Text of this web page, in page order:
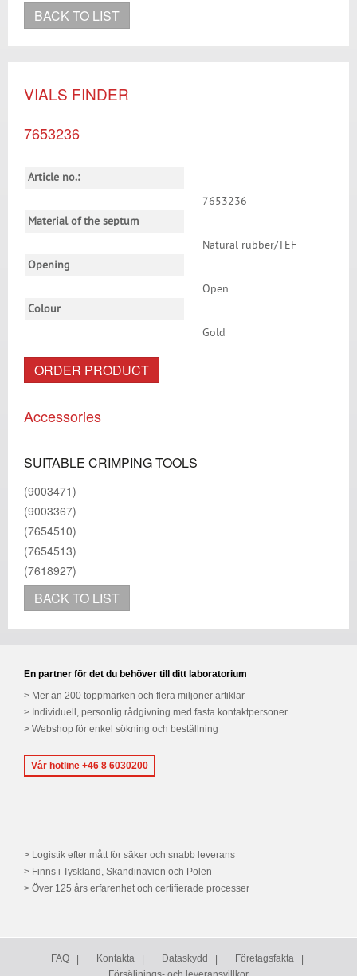
BACK TO LIST
VIALS FINDER
7653236
Article no.:
7653236
Material of the septum
Natural rubber/TEF
Opening
Open
Colour
Gold
ORDER PRODUCT
Accessories
SUITABLE CRIMPING TOOLS
(9003471)
(9003367)
(7654510)
(7654513)
(7618927)
BACK TO LIST
En partner för det du behöver till ditt laboratorium
Mer än 200 toppmärken och flera miljoner artiklar
Individuell, personlig rådgivning med fasta kontaktpersoner
Webshop för enkel sökning och beställning
Vår hotline +46 8 6030200
Logistik efter mått för säker och snabb leverans
Finns i Tyskland, Skandinavien och Polen
Över 125 års erfarenhet och certifierade processer
FAQ Kontakta Dataskydd
Företagsfakta